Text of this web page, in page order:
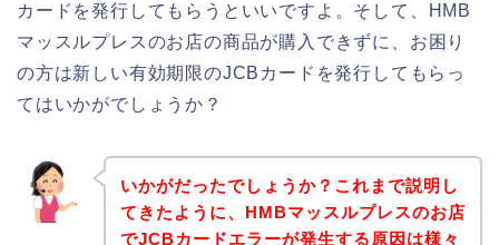
カードを発行してもらうといいですよ。そして、HMB
マッスルプレスのお店の商品が購入できずに、お困り
の方は新しい有効期限のJCBカードを発行してもらっ
てはいかがでしょうか？
いかがだったでしょうか？これまで説明し
てきたように、HMBマッスルプレスのお店
でJCBカードエラーが発生する原因は様々